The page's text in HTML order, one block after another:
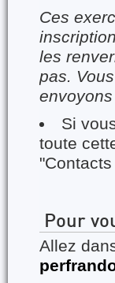
Ces
les
pas.
Si
toute
Pour
Allez